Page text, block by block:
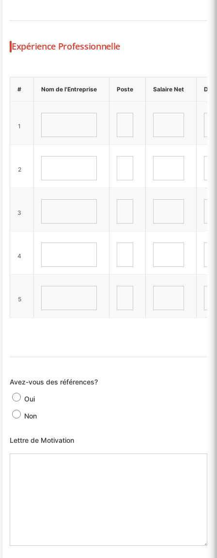
Expérience Professionnelle
# Nom de l'Entreprise Poste Salaire Net
1
2
3
4
5
Avez-vous des références?
Oui
Non
Lettre de Motivation